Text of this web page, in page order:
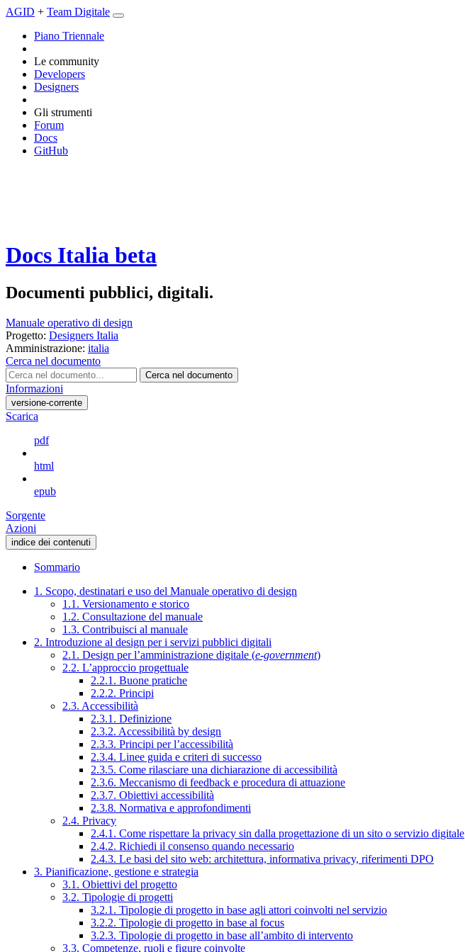
AGID + Team Digitale
Piano Triennale
Le community
Developers
Designers
Gli strumenti
Forum
Docs
GitHub
Docs Italia beta
Documenti pubblici, digitali.
Manuale operativo di design
Progetto: Designers Italia
Amministrazione: italia
Cerca nel documento
Cerca nel documento
Informazioni
versione-corrente
Scarica
pdf
html
epub
Sorgente
Azioni
indice dei contenuti
Sommario
1. Scopo, destinatari e uso del Manuale operativo di design
1.1. Versionamento e storico
1.2. Consultazione del manuale
1.3. Contribuisci al manuale
2. Introduzione al design per i servizi pubblici digitali
2.1. Design per l’amministrazione digitale (e-government)
2.2. L’approccio progettuale
2.2.1. Buone pratiche
2.2.2. Principi
2.3. Accessibilità
2.3.1. Definizione
2.3.2. Accessibilità by design
2.3.3. Principi per l’accessibilità
2.3.4. Linee guida e criteri di successo
2.3.5. Come rilasciare una dichiarazione di accessibilità
2.3.6. Meccanismo di feedback e procedura di attuazione
2.3.7. Obiettivi accessibilità
2.3.8. Normativa e approfondimenti
2.4. Privacy
2.4.1. Come rispettare la privacy sin dalla progettazione di un sito o servizio digitale
2.4.2. Richiedi il consenso quando necessario
2.4.3. Le basi del sito web: architettura, informativa privacy, riferimenti DPO
3. Pianificazione, gestione e strategia
3.1. Obiettivi del progetto
3.2. Tipologie di progetti
3.2.1. Tipologie di progetto in base agli attori coinvolti nel servizio
3.2.2. Tipologie di progetto in base al focus
3.2.3. Tipologie di progetto in base all’ambito di intervento
3.3. Competenze, ruoli e figure coinvolte